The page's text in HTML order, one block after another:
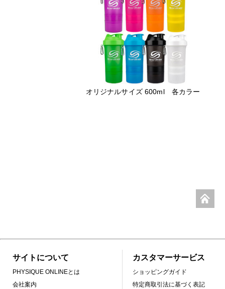
オリジナルサイズ 600ml 各カラー
サイトについて
PHYSIQUE ONLINEとは
会社案内
カスタマーサービス
ショッピングガイド
特定商取引法に基づく表記